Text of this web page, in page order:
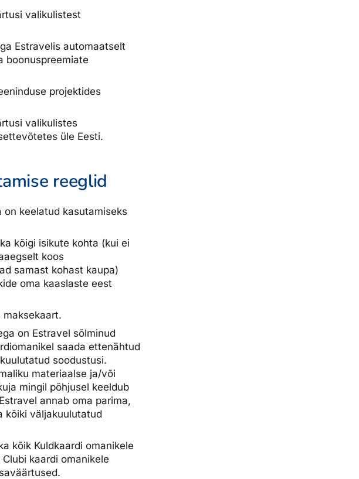
valikulistest
Estravelis automaatselt
boonuspreemiate
projektides
valikulistes
üle Eesti.
reeglid
on keelatud kasutamiseks
kõigi isikute kohta (kui ei
koos
samast kohast kaupa)
oma kaaslaste eest
maksekaart.
on Estravel sõlminud
saada ettenähtud
soodustusi.
materiaalse ja/või
mingil põhjusel keeldub
annab oma parima,
kõiki väljakuulutatud
kõik Kuldkaardi omanikele
kaardi omanikele